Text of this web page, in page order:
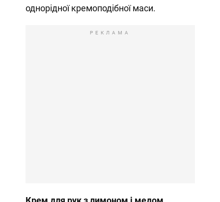
однорідної кремоподібної маси.
РЕКЛАМА